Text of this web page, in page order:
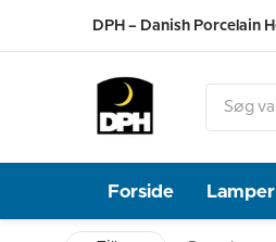
DPH – Danish Porcelain
Forside Lamper